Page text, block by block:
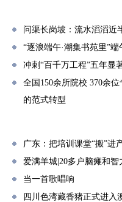
问渠长岗坡：流水滔滔近
“逐浪端午·潮集书苑里”
冲刺“百千万工程”五年显
全国150余所院校 370余
的范式转型
广东：把培训课堂“搬”进
爱满羊城|20多户脑瘫和
当一首歌唱响
四川色湾藏香猪正式进入